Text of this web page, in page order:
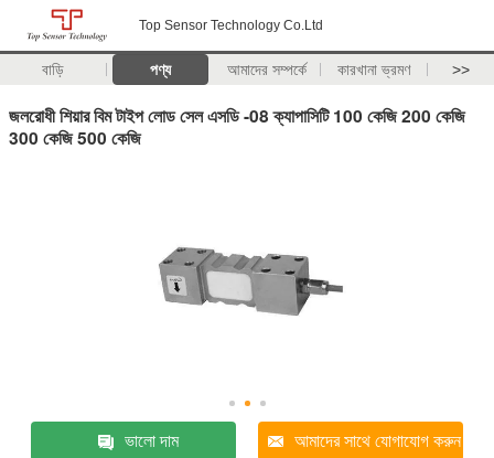
Top Sensor Technology Co.Ltd
বাড়ি পণ্য আমাদের সম্পর্কে কারখানা ভ্রমণ >>
জলরোধী শিয়ার বিম টাইপ লোড সেল এসডি -08 ক্যাপাসিটি 100 কেজি 200 কেজি
300 কেজি 500 কেজি
ভালো দাম আমাদের সাথে যোগাযোগ করুন